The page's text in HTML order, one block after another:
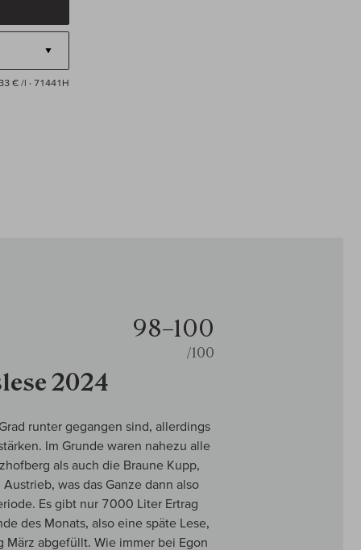
€ /l · 71441H
2024
98–100
/100
runter gegangen sind, allerdings
Im Grunde waren nahezu alle
als auch die Braune Kupp,
was das Ganze dann also
Es gibt nur 7000 Liter Ertrag
des Monats, also eine späte Lese,
abgefüllt. Wie immer bei Egon